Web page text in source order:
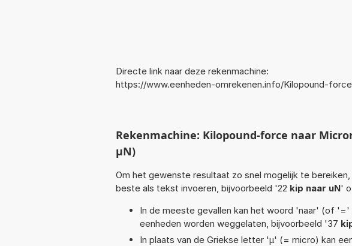
Directe link naar deze rekenmachine:
https://www.eenheden-omrekenen.info/Kilopound-
Rekenmachine: Kilopound-force naar
µN)
Om het gewenste resultaat zo snel mogelijk te
beste als tekst invoeren, bijvoorbeeld '22 kip naar uN'
In de meeste gevallen kan het woord 'naar' (of
eenheden worden weggelaten, bijvoorbeeld '37
In plaats van de Griekse letter 'µ' (= micro) kan